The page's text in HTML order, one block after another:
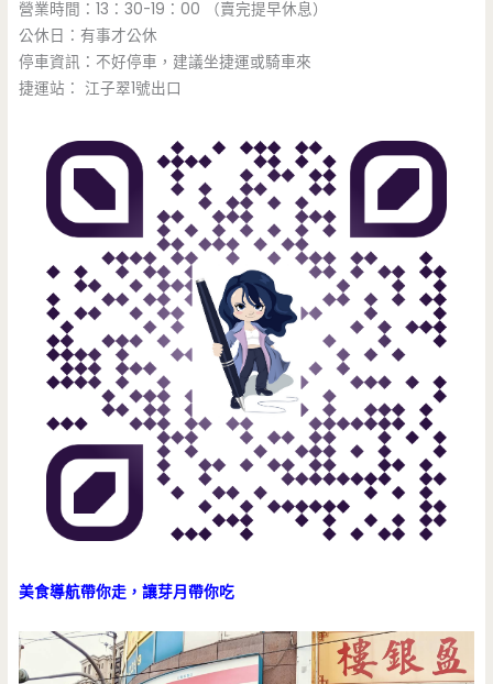
營業時間：13：30-19：00 （賣完提早休息）
公休日：有事才公休
停車資訊：不好停車，建議坐捷運或騎車來
捷運站： 江子翠1號出口
美食導航帶你走，讓芽月帶你吃